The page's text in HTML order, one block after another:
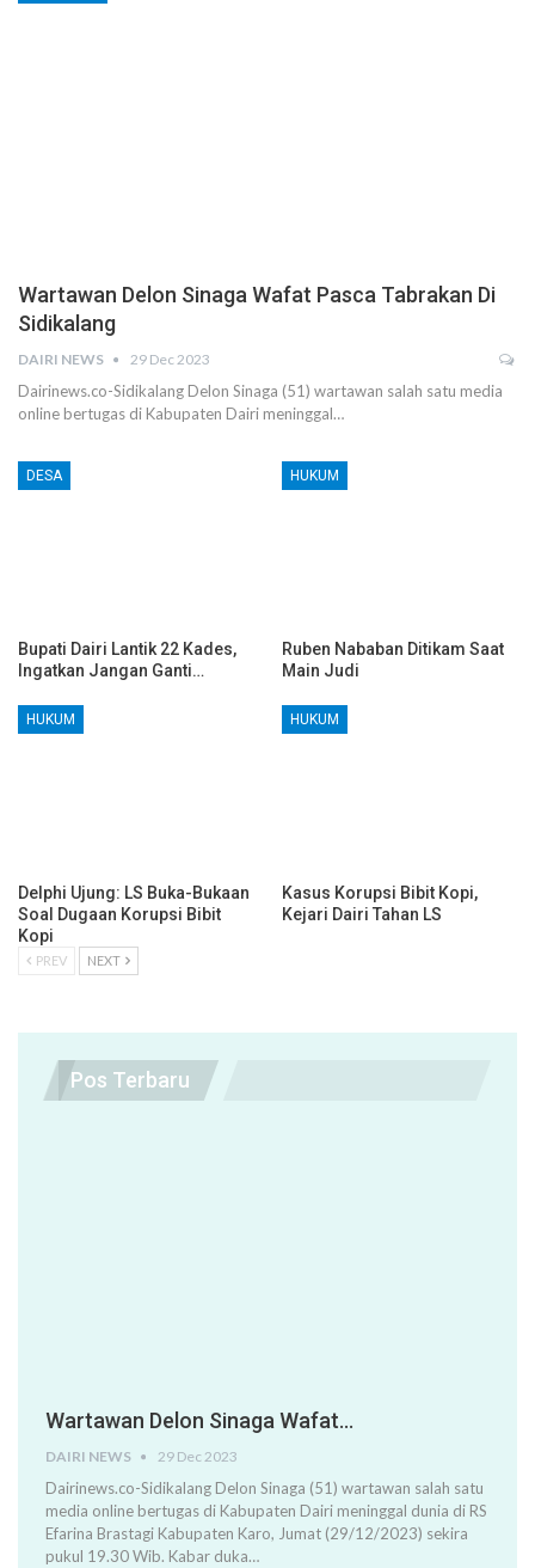
Wartawan Delon Sinaga Wafat Pasca Tabrakan Di
Sidikalang
DAIRI NEWS 29 Dec 2023
Dairinews.co-Sidikalang Delon Sinaga (51) wartawan salah satu media
online bertugas di Kabupaten Dairi meninggal…
DESA
Bupati Dairi Lantik 22 Kades,
Ingatkan Jangan Ganti…
HUKUM
Ruben Nababan Ditikam Saat
Main Judi
HUKUM
Delphi Ujung: LS Buka-Bukaan
Soal Dugaan Korupsi Bibit
Kopi
HUKUM
Kasus Korupsi Bibit Kopi,
Kejari Dairi Tahan LS
PREV NEXT
Pos Terbaru
Wartawan Delon Sinaga Wafat…
DAIRI NEWS 29 Dec 2023
Dairinews.co-Sidikalang Delon Sinaga (51) wartawan salah satu
media online bertugas di Kabupaten Dairi meninggal dunia di RS
Efarina Brastagi Kabupaten Karo, Jumat (29/12/2023) sekira
pukul 19.30 Wib. Kabar duka…